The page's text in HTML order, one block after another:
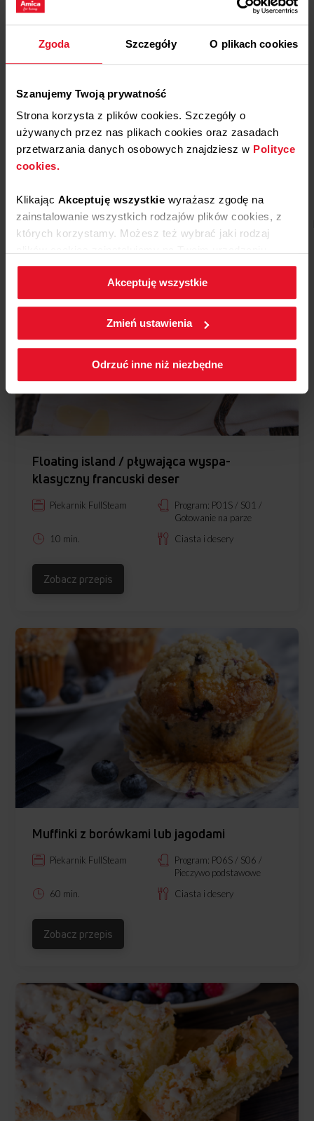
Zgoda Szczegóły O plikach cookies
Szanujemy Twoją prywatność
Strona korzysta z plików cookies. Szczegóły o
używanych przez nas plikach cookies oraz zasadach
przetwarzania danych osobowych znajdziesz w Polityce
cookies.
Klikając Akceptuję wszystkie wyrażasz zgodę na
zainstalowanie wszystkich rodzajów plików cookies, z
których korzystamy. Możesz też wybrać jaki rodzaj
klikającZmień ustawienia.
W każdej chwili możesz zmienić wybrane przez Ciebie
ustawienia plików cookies wchodząc w zakładkę
Akceptuję wszystkie
Zmień ustawienia
Odrzuć inne niż niezbędne
Podanie
Podawaj gorącą zupę pomidorową, udekorowaną świeżymi
liśćmi bazylii.
Zobacz inne przepisy z
wykorzystaniem
Ciasta i desery Danie mięsne Ryby Danie wege
Floating island / pływająca wyspa-
klasyczny francuski deser
Piekarnik FullSteam
Program: P01S / S01 /
Gotowanie na parze
10 min.
Ciasta i desery
Zobacz przepis
Muffinki z borówkami lub jagodami
Piekarnik FullSteam
Program: P06S / S06 /
Pieczywo podstawowe
60 min.
Ciasta i desery
Zobacz przepis